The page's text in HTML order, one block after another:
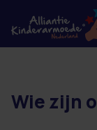
3 resultaten
Wie zijn